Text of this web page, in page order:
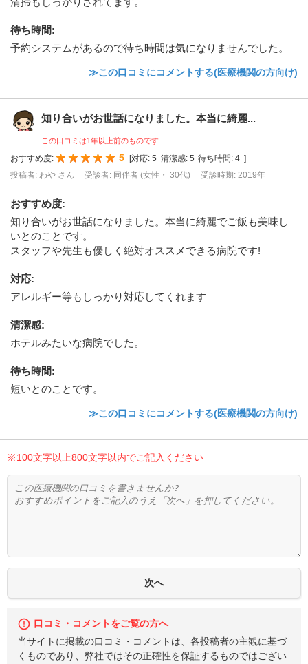
待ち時間:
予約システムがあるので待ち時間は気になりませんでした。
≫この口コミにコメントする(医療機関の方向け)
知り合いがお世話になりました。本当に綺麗...
この口コミは1年以上前のものです
おすすめ度: 5 [対応: 5 清潔感: 5 待ち時間: 4 ]
投稿者: わや さん
受診者: 同伴者 (女性・ 30代) 受診時期: 2019年
おすすめ度:
知り合いがお世話になりました。本当に綺麗でご飯も美味し
いとのことです。
スタッフや先生も優しく絶対オススメできる病院です!
対応:
アレルギー等もしっかり対応してくれます
清潔感:
ホテルみたいな病院でした。
待ち時間:
短いとのことです。
≫この口コミにコメントする(医療機関の方向け)
※100文字以上800文字以内でご記入ください
口コミ・コメントをご覧の方へ
当サイトに掲載の口コミ・コメントは、各投稿者の主観に基づ
くものであり、弊社ではその正確性を保証するものではござい